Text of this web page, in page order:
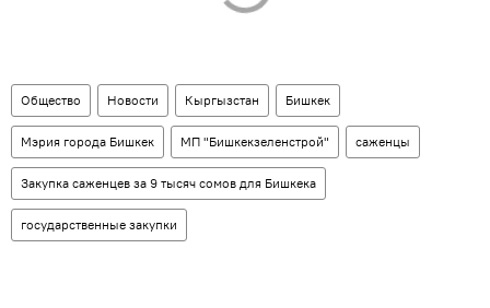
Общество Новости Кыргызстан Бишкек
Мэрия города Бишкек МП "Бишкекзеленстрой" саженцы
Закупка саженцев за 9 тысяч сомов для Бишкека
государственные закупки